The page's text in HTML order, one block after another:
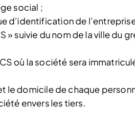
social ;
d’identification de
» suivie du nom de la ville du
où la société sera
le domicile de chaque
envers les tiers.